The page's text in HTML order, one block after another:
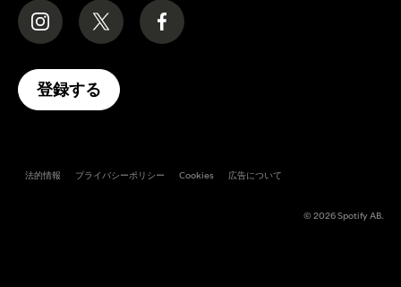
登録する
法的情報 プライバシーポリシー Cookies 広告について
© 2026 Spotify AB.